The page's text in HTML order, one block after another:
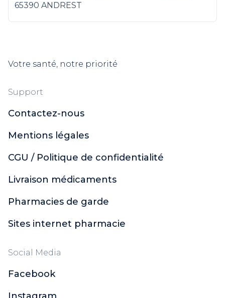
65390 ANDREST
Votre santé, notre priorité
Support
Contactez-nous
Mentions légales
CGU / Politique de confidentialité
Livraison médicaments
Pharmacies de garde
Sites internet pharmacie
Social Media
Facebook